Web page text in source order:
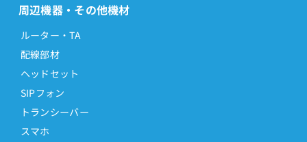
周辺機器・その他機材
ルーター・TA
配線部材
ヘッドセット
SIPフォン
トランシーバー
スマホ